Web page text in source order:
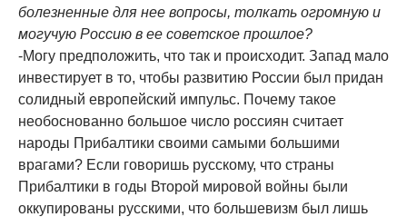
болезненные для нее вопросы, толкать огромную и
могучую Россию в ее советское прошлое?
-Могу предположить, что так и происходит. Запад мало
инвестирует в то, чтобы развитию России был придан
солидный европейский импульс. Почему такое
необоснованно большое число россиян считает
народы Прибалтики своими самыми большими
врагами? Если говоришь русскому, что страны
Прибалтики в годы Второй мировой войны были
оккупированы русскими, что большевизм был лишь